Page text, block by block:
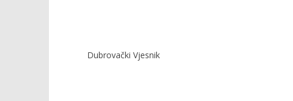
Dubrovački Vjesnik